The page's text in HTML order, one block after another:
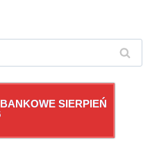
SIERPIEŃ